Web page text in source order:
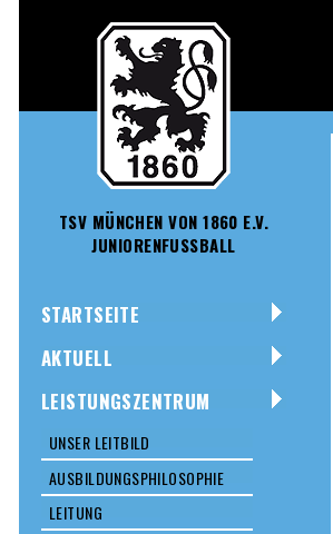
TSV MÜNCHEN VON 1860 E.V.
JUNIORENFUSSBALL
STARTSEITE
AKTUELL
LEISTUNGSZENTRUM
UNSER LEITBILD
AUSBILDUNGSPHILOSOPHIE
LEITUNG